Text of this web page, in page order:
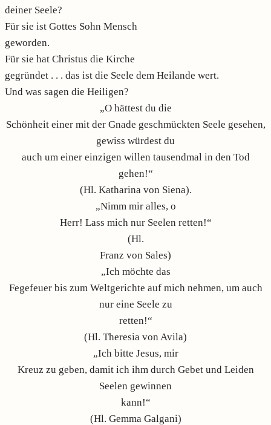
deiner Seele?
Für sie ist Gottes Sohn Mensch
geworden.
Für sie hat Christus die Kirche
gegründet . . . das ist die Seele dem Heilande wert.
Und was sagen die Heiligen?
„O hättest du die
Schönheit einer mit der Gnade geschmückten Seele gesehen,
gewiss würdest du
auch um einer einzigen willen tausendmal in den Tod
gehen!“
(Hl. Katharina von Siena).
„Nimm mir alles, o
Herr! Lass mich nur Seelen retten!“
(Hl.
Franz von Sales)
„Ich möchte das
Fegefeuer bis zum Weltgerichte auf mich nehmen, um auch
nur eine Seele zu
retten!“
(Hl. Theresia von Avila)
„Ich bitte Jesus, mir
Kreuz zu geben, damit ich ihm durch Gebet und Leiden
Seelen gewinnen
kann!“
(Hl. Gemma Galgani)